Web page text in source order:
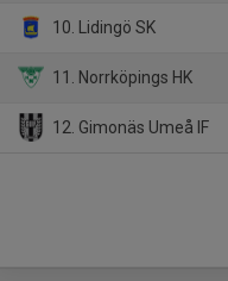
10. Lidingö SK
11. Norrköpings HK
12. Gimonäs Umeå IF